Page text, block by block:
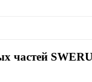
частей